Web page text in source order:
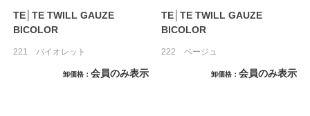
TE│TE TWILL GAUZE
BICOLOR
221 バイオレット
卸価格 会員のみ表示
TE│TE TWILL GAUZE
BICOLOR
222 ベージュ
卸価格 会員のみ表示